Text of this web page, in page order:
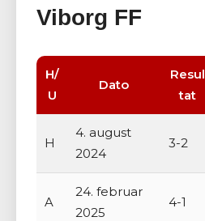
Viborg FF
H/
U
Dato
Resul
tat
H
4. august
2024
3-2
A
24. februar
2025
4-1